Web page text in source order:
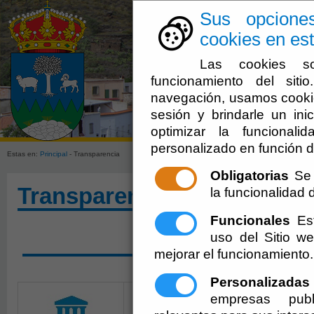
Sus
cookies en
Las cookies
funcionamiento del
navegación, usamos
sesión y brindarle un
optimizar la
personalizado en función
Obligatorias
la funcionalidad
Funcionales
uso del Sitio
mejorar el funcionamiento.
Personalizadas
empresas
Estas en: Principal - Transparencia
Transparencia
SOLICITAR ACCESO A